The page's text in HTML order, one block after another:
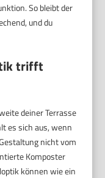
So bleibt der
und du
trifft
deiner Terrasse
es sich aus, wenn
nicht vom
Komposter
können wie ein